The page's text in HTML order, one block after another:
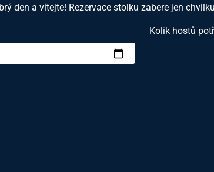
den a vítejte! Rezervace stolku zabere jen
Kolik hostů